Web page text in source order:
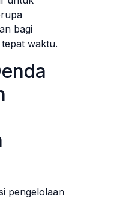
bagi
waktu.
pengelolaan